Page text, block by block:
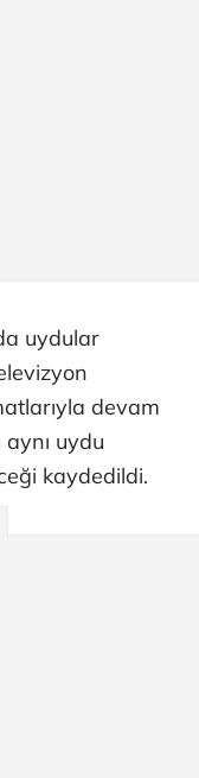
uydular
devam
aynı uydu
kaydedildi.